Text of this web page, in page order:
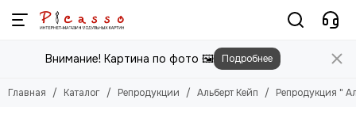
Репродукции
Смотреть все товары
Абрахам ван Калр
Внимание! Картина по фото 🖼️ Подробнее
Главная Каталог Репродукции Альберт Кейп Репродукция "